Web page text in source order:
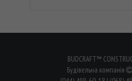
BUDCRAFT™
Будівельна компанія